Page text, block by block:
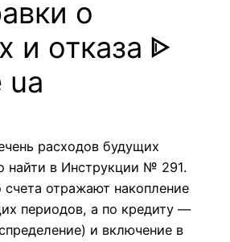
о
и отказа ᐈ
ua
расходов будущих
найти в Инструкции № 291.
счета отражают накопление
периодов, а по кредиту —
и включение в